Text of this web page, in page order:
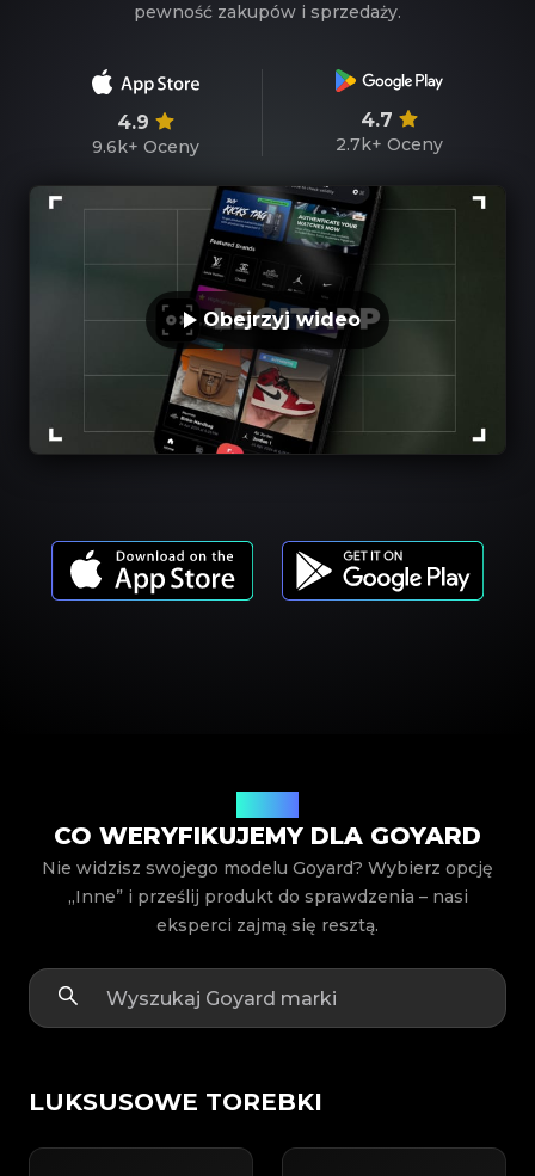
pewność zakupów i sprzedaży.
4.9
9.6k+ Oceny
4.7
2.7k+ Oceny
Obejrzyj wideo
CO WERYFIKUJEMY DLA GOYARD
Nie widzisz swojego modelu Goyard? Wybierz opcję
„Inne” i prześlij produkt do sprawdzenia – nasi
eksperci zajmą się resztą.
LUKSUSOWE TOREBKI